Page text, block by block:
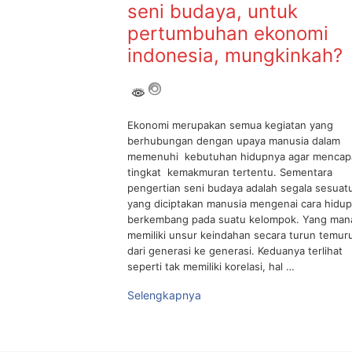
seni budaya, untuk
pertumbuhan ekonomi
indonesia, mungkinkah?
Ekonomi merupakan semua kegiatan yang
berhubungan dengan upaya manusia dalam
memenuhi kebutuhan hidupnya agar
tingkat kemakmuran tertentu. Sementara
pengertian seni budaya adalah segala
yang diciptakan manusia mengenai cara
berkembang pada suatu kelompok. Yang
memiliki unsur keindahan secara turun
dari generasi ke generasi. Keduanya terlihat
seperti tak memiliki korelasi, hal …
Selengkapnya